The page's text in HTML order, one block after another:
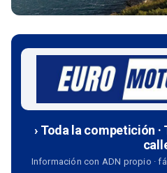
› Toda la competición
Información con ADN propio ·